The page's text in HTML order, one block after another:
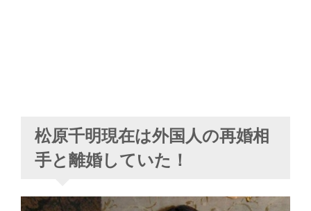
松原千明現在は外国人の再婚相
手と離婚していた！